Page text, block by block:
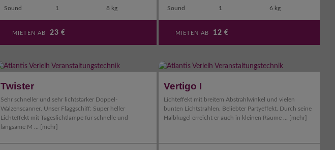
Sound
1 8 kg
MIETEN AB23 €
Sound
1 6 kg
MIETEN AB 12 €
Twister
Sehr schneller und sehr lichtstarker Doppel-
Walzenscanner. Unser Flaggschiff: Super heller
Lichteffekt mit Tageslichtlampe für schnelle und
langsame M ...
[mehr]
Vertigo I
Lichteffekt mit breitem Abstrahlwinkel und vielen
bunten Lichtstrahlen. Beliebter Partyeffekt. Durch seine
Halbkugel erreicht er auch in kleinen Räume ...
[mehr]